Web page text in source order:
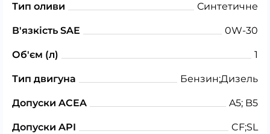
Тип оливи Синтетичне
В'язкість SAE 0W-30
Об'єм (л) 1
Тип двигуна Бензин;Дизель
Допуски ACEA A5; B5
Допуски API CF;SL